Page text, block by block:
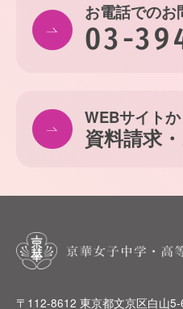
お電話でのお
03-
WEBサイト
資料請求
〒112-8612 東京都文京区白山